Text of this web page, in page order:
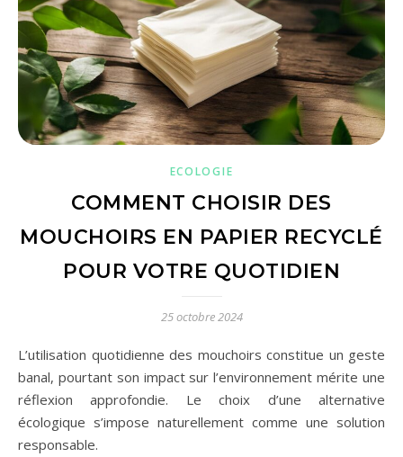
ECOLOGIE
COMMENT CHOISIR DES
MOUCHOIRS EN PAPIER RECYCLÉ
POUR VOTRE QUOTIDIEN
25 octobre 2024
L’utilisation quotidienne des mouchoirs constitue un geste
banal, pourtant son impact sur l’environnement mérite une
réflexion approfondie. Le choix d’une alternative
écologique s’impose naturellement comme une solution
responsable.